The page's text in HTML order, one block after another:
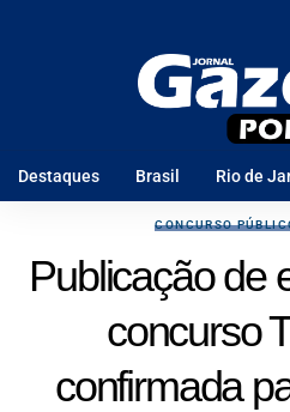
Destaques Brasil Rio de
CONCURSO
Publicação de
concurso
confirmada